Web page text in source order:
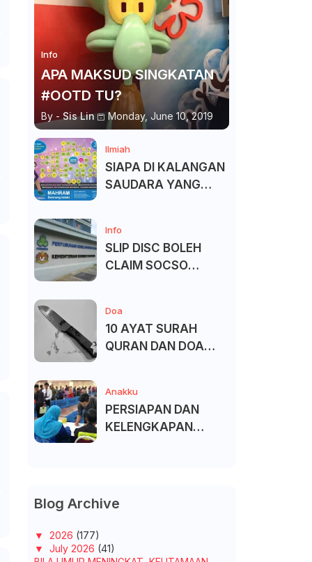
Info
APA MAKSUD SINGKATAN
#OOTD TU?
By - Sis Lin Monday, June 10, 2019
Ilmiah
SIAPA DI KALANGAN
SAUDARA YANG
Info
SLIP DISC BOLEH
CLAIM SOCSO
Doa
10 AYAT SURAH
QURAN DAN DOA
Anakku
PERSIAPAN DAN
KELENGKAPAN
Blog Archive
▼ 2026 (177)
▼ July 2026 (41)